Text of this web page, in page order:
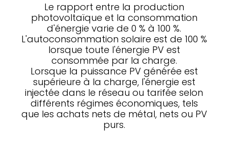
Le rapport entre la production
photovoltaïque et la consommation
d'énergie varie de 0 % à 100 %.
L'autoconsommation solaire est de 100 %
lorsque toute l'énergie PV est
consommée par la charge.
Lorsque la puissance PV générée est
supérieure à la charge, l'énergie est
injectée dans le réseau ou tarifée selon
différents régimes économiques, tels
que les achats nets de métal, nets ou PV
purs.